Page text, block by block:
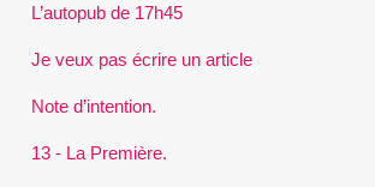
L’autopub de 17h45
Je veux pas écrire un article
Note d’intention.
13 - La Première.